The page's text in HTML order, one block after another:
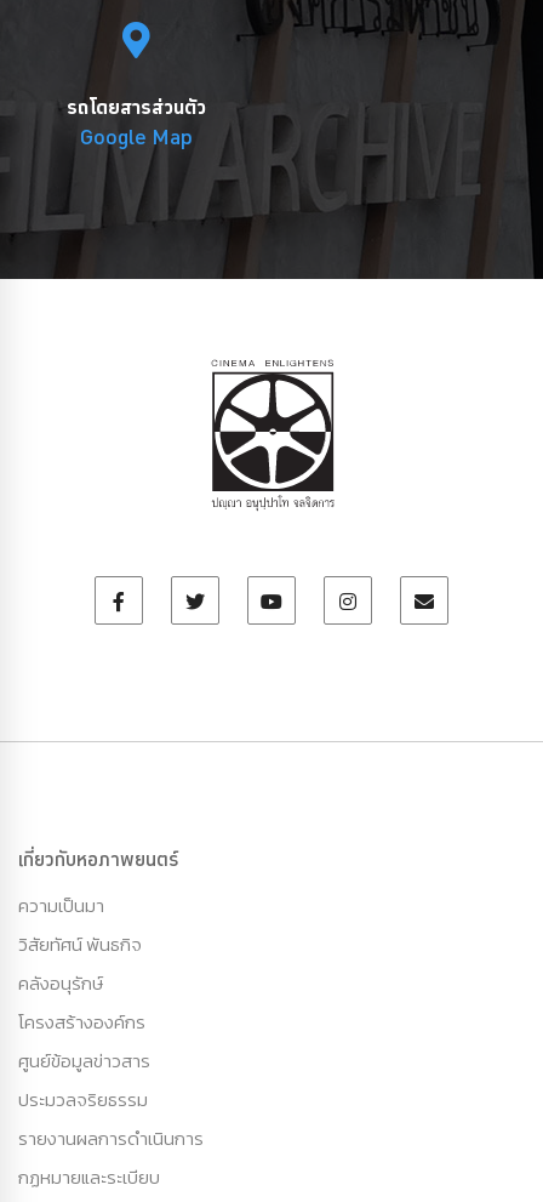
รถโดยสารส่วนตัว
Google Map
เกี่ยวกับหอภาพยนตร์
ความเป็นมา
วิสัยทัศน์ พันธกิจ
คลังอนุรักษ์
โครงสร้างองค์กร
ศูนย์ข้อมูลข่าวสาร
ประมวลจริยธรรม
รายงานผลการดำเนินการ
กฏหมายและระเบียบ